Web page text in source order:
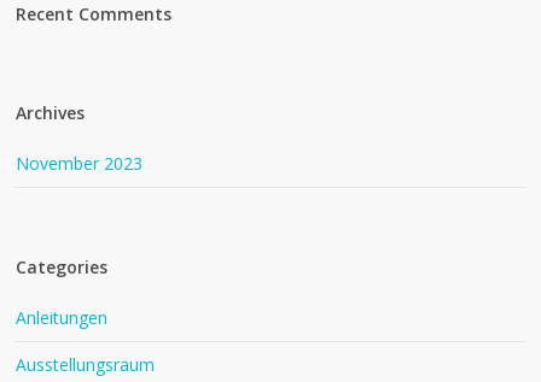
Recent Comments
Archives
November 2023
Categories
Anleitungen
Ausstellungsraum